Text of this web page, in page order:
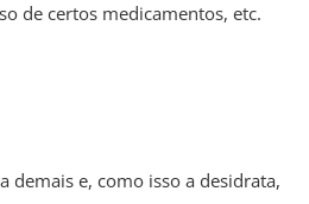
de certos medicamentos, etc.
demais e, como isso a desidrata,